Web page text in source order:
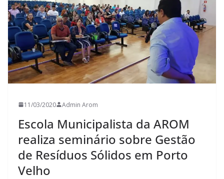
11/03/2020 Admin Arom
Escola Municipalista da AROM
realiza seminário sobre Gestão
de Resíduos Sólidos em Porto
Velho